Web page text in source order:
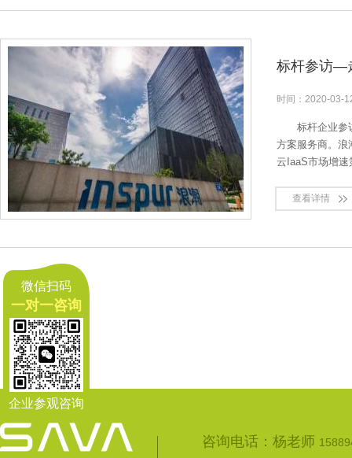
微信扫码
一对一咨询
企业参观咨询
标杆参访—
时间： 2020-03-
标杆企业参
方案服务商。浪
云IaaS市场增
查看详情
咨询电话：杨老师